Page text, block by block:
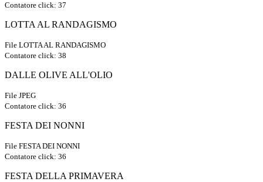
Contatore click: 37
LOTTA AL RANDAGISMO
File LOTTA AL RANDAGISMO
Contatore click: 38
DALLE OLIVE ALL'OLIO
File JPEG
Contatore click: 36
FESTA DEI NONNI
File FESTA DEI NONNI
Contatore click: 36
FESTA DELLA PRIMAVERA